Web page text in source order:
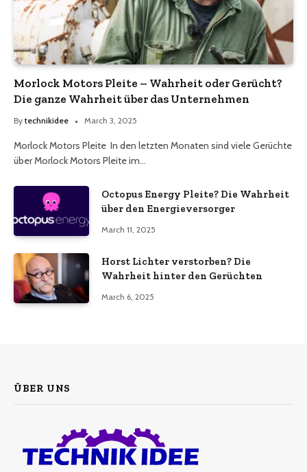
Morlock Motors Pleite – Wahrheit oder Gerücht?
Die ganze Wahrheit über das Unternehmen
By technikidee March 3, 2025
Morlock Motors Pleite In den letzten Monaten sind viele Gerüchte
über Morlock Motors Pleite im…
Octopus Energy Pleite? Die Wahrheit
über den Energieversorger
March 11, 2025
Horst Lichter verstorben? Die
Wahrheit hinter den Gerüchten
March 6, 2025
ÜBER UNS